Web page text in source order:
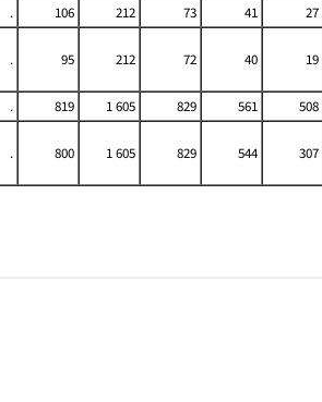
. 106 212 73 41 27
. 95 212 72 40 19
. 819 1 605 829 561 508
. 800 1 605 829 544 307